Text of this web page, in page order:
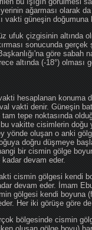
ağarması olarak
vakti güneşin doğumuna
ufuk çizgisinin altında
sonucunda
göre sabah
altında (-18°) olması
hesaplanan konuma
vakti denir. Güneşin
tepe noktasında
vakitte cisimlerin doğu
yönde oluşan o anki
doğru düşmeye
bir cismin gölge
devam eder.
cismin gölgesi kendi
devam eder. İmam
gölgesi kendi boyuna
Her iki görüşe göre de
bölgesinde cismin